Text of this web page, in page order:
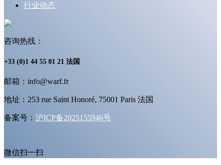
行业动态
咨询热线：
+33 (0)1 44 55 01 21 法国
邮箱：info@warf.fr
地址：253 rue Saint Honoré, 75001 Paris 法国
备案号： 沪ICP备2025155946号
微信扫一扫